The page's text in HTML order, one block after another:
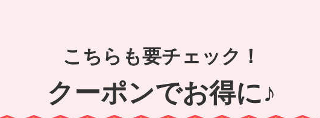
こちらも要チェック！
クーポンでお得に♪